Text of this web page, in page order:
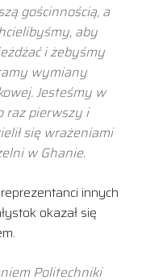
gościnnością, a
aby
i żebyśmy
wymiany
Jesteśmy w
raz pierwszy i
się wrażeniami
w Ghanie.
innych
okazał się
Politechniki